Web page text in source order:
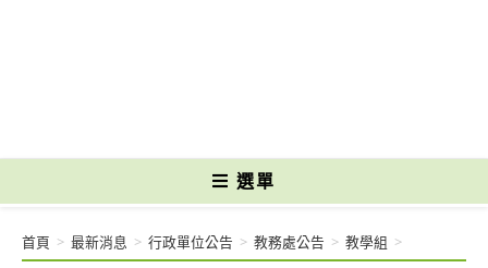
選單
首頁 > 最新消息 > 行政單位公告 > 教務處公告 > 教學組 >